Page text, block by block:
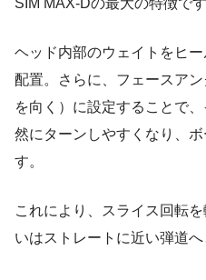
ヘッド内部のウェイトをヒ
配置。さらに、フェースア
を向く）に設定することで
然にターンしやすくなり、
す。
これにより、スライス回転
いはストレートに近い弾道へ